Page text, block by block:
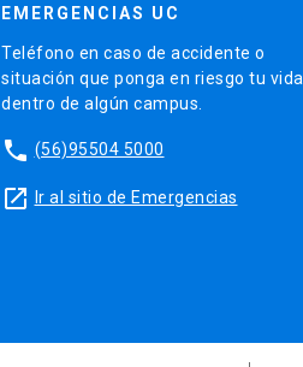
EMERGENCIAS UC
Teléfono en caso de accidente o
situación que ponga en riesgo tu vida
dentro de algún campus.
phone (56)95504 5000
launch Ir al sitio de Emergencias